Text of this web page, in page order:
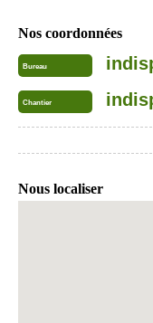
Nos coordonnées
Bureau
Chantier
Nous localiser